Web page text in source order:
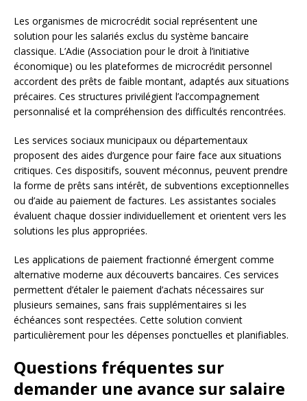
Les organismes de microcrédit social représentent une
solution pour les salariés exclus du système bancaire
classique. L’Adie (Association pour le droit à l’initiative
économique) ou les plateformes de microcrédit personnel
accordent des prêts de faible montant, adaptés aux situations
précaires. Ces structures privilégient l’accompagnement
personnalisé et la compréhension des difficultés rencontrées.
Les services sociaux municipaux ou départementaux
proposent des aides d’urgence pour faire face aux situations
critiques. Ces dispositifs, souvent méconnus, peuvent prendre
la forme de prêts sans intérêt, de subventions exceptionnelles
ou d’aide au paiement de factures. Les assistantes sociales
évaluent chaque dossier individuellement et orientent vers les
solutions les plus appropriées.
Les applications de paiement fractionné émergent comme
alternative moderne aux découverts bancaires. Ces services
permettent d’étaler le paiement d’achats nécessaires sur
plusieurs semaines, sans frais supplémentaires si les
échéances sont respectées. Cette solution convient
particulièrement pour les dépenses ponctuelles et planifiables.
Questions fréquentes sur
demander une avance sur salaire